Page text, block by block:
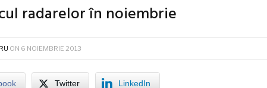
radarelor în noiembrie
ON 6 NOIEMBRIE 2013
Twitter LinkedIn